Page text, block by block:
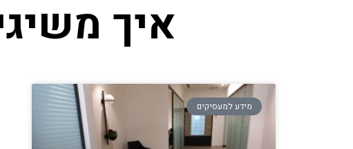
איך
מידע למעסיקים